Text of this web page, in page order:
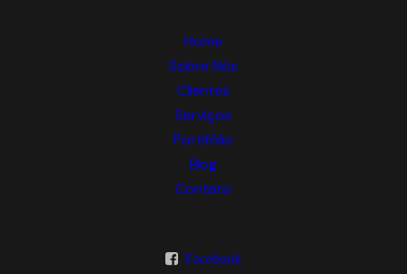
Home
Sobre Nós
Clientes
Serviços
Portifólio
Blog
Contato
Facebook